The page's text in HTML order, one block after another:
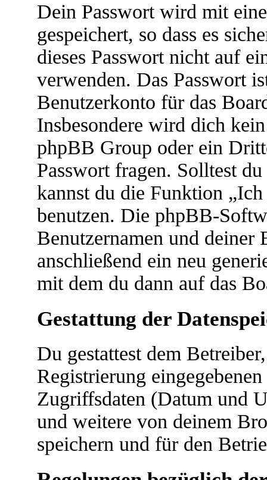
Dein Passwort wird mit
gespeichert, so dass es
dieses Passwort nicht auf
verwenden. Das Passwort
Benutzerkonto für das
Insbesondere wird dich
phpBB Group oder ein
Passwort fragen. Solltest
kannst du die Funktion „Ich
benutzen. Die phpBB-
Benutzernamen und deiner
anschließend ein neu
mit dem du dann auf das
Gestattung der
Du gestattest dem
Registrierung
Zugriffsdaten (Datum und
und weitere von deinem
speichern und für den